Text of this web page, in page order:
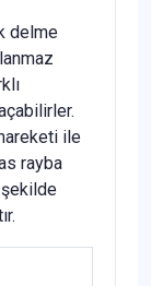
delme
ile
rayba